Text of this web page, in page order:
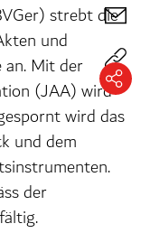
strebt die
und
an. Mit der
(JAA) wird
wird das
und dem
der